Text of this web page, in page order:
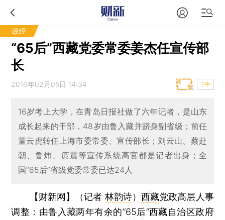
政经
“65后”西藏党委常委姜杰任宣传部
长
2016年02月05日 14:34 T中
16岁考上大学，在青岛日报社做了六年记者，是山东
成长起来的干部，48岁由鲁入藏并跻身副省级；前任
董云虎转任上海市委常委、宣传部长；刘云山、蔡赴
朝、鲁炜、庹震等宣传系统高官都是记者出身；全
国“65后”省级党委常委已达24人
【财新网】（记者 林韵诗） 西藏党政高层人事
调整：由鲁入藏两年有余的“65后”西藏自治区政府